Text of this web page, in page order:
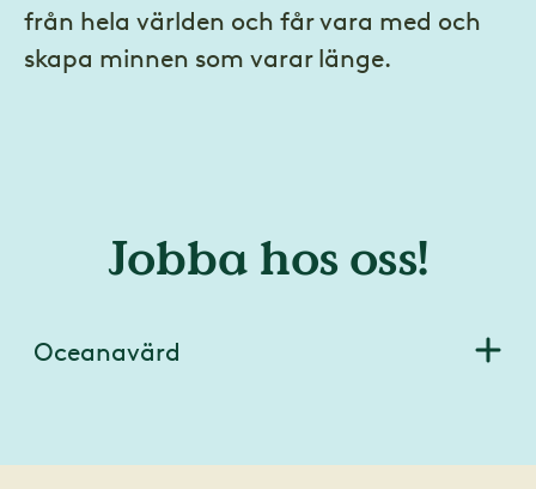
från hela världen och får vara med och
skapa minnen som varar länge.
Jobba hos oss!
Oceanavärd